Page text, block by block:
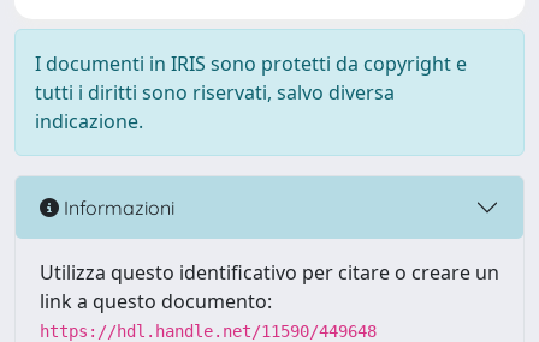
I documenti in IRIS sono protetti da copyright e
tutti i diritti sono riservati, salvo diversa
indicazione.
Informazioni
Utilizza questo identificativo per citare o creare un
link a questo documento:
https://hdl.handle.net/11590/449648